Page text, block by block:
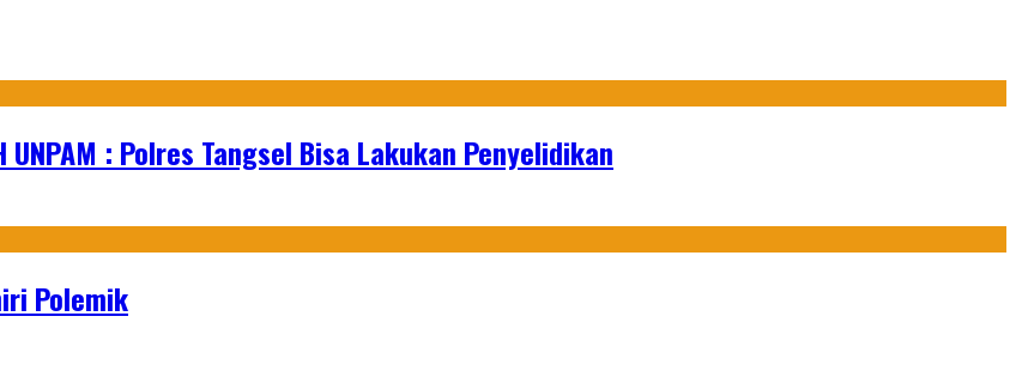
UNPAM : Polres Tangsel Bisa Lakukan Penyelidikan
Polemik